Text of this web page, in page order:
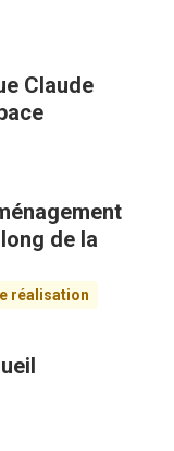
Claude
de la
réalisation